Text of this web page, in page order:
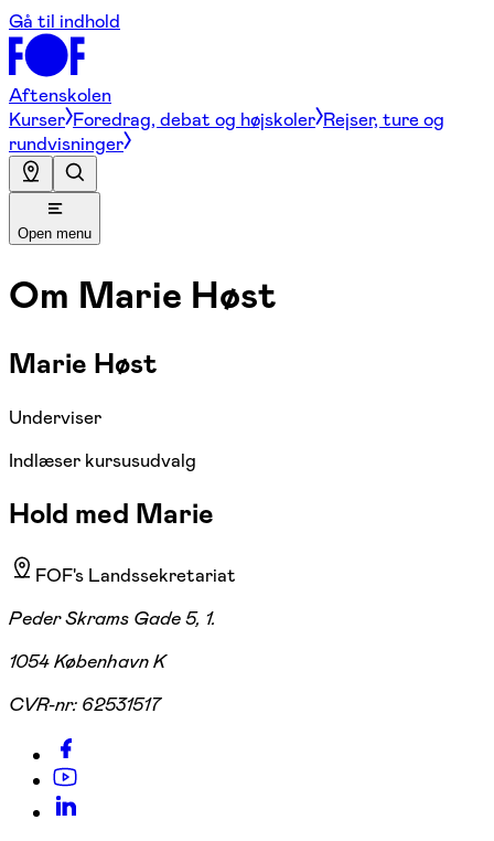
Gå til indhold
Aftenskolen
Kurser Foredrag, debat og højskoler Rejser, ture og
rundvisninger
Open menu
Om Marie Høst
Marie Høst
Underviser
Indlæser kursusudvalg
Hold med Marie
FOF's Landssekretariat
Peder Skrams Gade 5, 1.
1054 København K
CVR-nr: 62531517